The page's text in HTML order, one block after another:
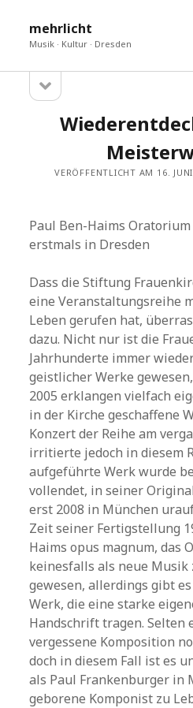
mehrlicht
Musik · Kultur · Dresden
Sidebar
öffnen
VERÖFFENTLICHT AM 16.
Paul Ben-Haims Oratorium
erstmals in Dresden
Dass die Stiftung
eine Veranstaltungsreihe
Leben gerufen hat,
dazu. Nicht nur ist die
Jahrhunderte immer
geistlicher Werke
2005 erklangen vielfach
in der Kirche geschaffene
Konzert der Reihe am
irritierte jedoch in diesem
aufgeführte Werk wurde
vollendet, in seiner
erst 2008 in München
Zeit seiner Fertigstellung
Haims opus magnum, das
keinesfalls als neue Musik
gewesen, allerdings gibt
Werk, die eine starke
Handschrift tragen. Selten
vergessene Komposition
doch in diesem Fall ist es
als Paul Frankenburger in
geborene Komponist zu